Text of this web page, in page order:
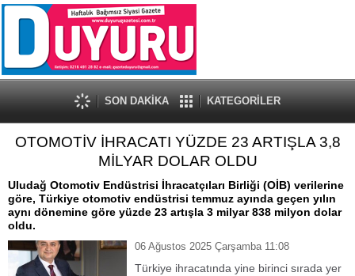
SON DAKİKA KATEGORİLER
OTOMOTİV İHRACATI YÜZDE 23 ARTIŞLA 3,8
MİLYAR DOLAR OLDU
Uludağ Otomotiv Endüstrisi İhracatçıları Birliği (OİB) verilerine
göre, Türkiye otomotiv endüstrisi temmuz ayında geçen yılın
aynı dönemine göre yüzde 23 artışla 3 milyar 838 milyon dolar
oldu.
06 Ağustos 2025 Çarşamba 11:08
Türkiye ihracatında yine birinci sırada yer